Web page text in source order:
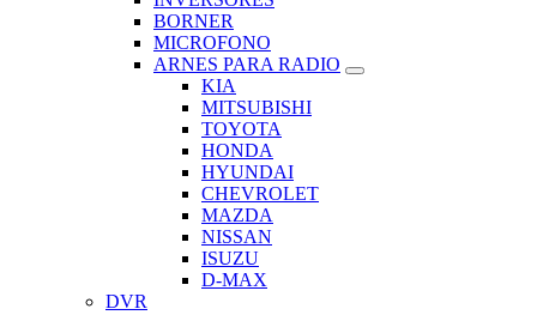
BORNER
MICROFONO
ARNES PARA RADIO
KIA
MITSUBISHI
TOYOTA
HONDA
HYUNDAI
CHEVROLET
MAZDA
NISSAN
ISUZU
D-MAX
DVR